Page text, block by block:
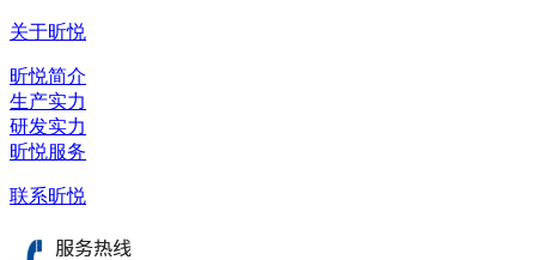
关于昕悦
昕悦简介
生产实力
研发实力
昕悦服务
联系昕悦